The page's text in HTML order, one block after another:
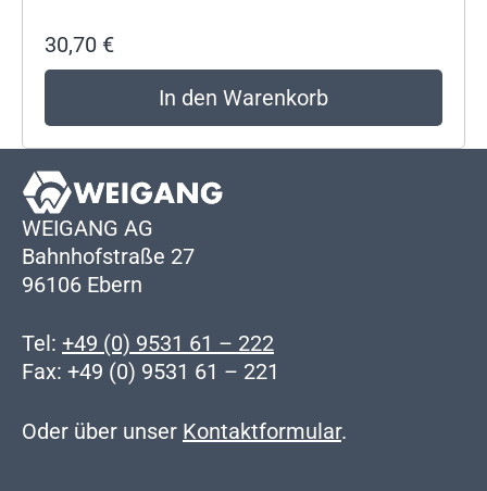
30,70 €
In den Warenkorb
WEIGANG AG
Bahnhofstraße 27
96106 Ebern
Tel: +49 (0) 9531 61 – 222
Fax: +49 (0) 9531 61 – 221
Oder über unser Kontaktformular.